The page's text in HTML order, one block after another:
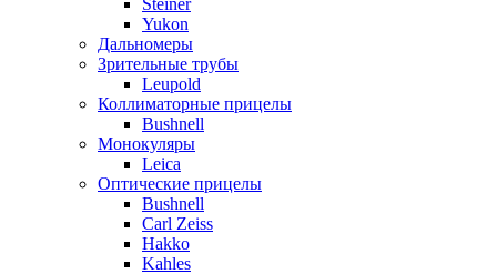
Steiner
Yukon
Дальномеры
Зрительные трубы
Leupold
Коллиматорные прицелы
Bushnell
Монокуляры
Leica
Оптические прицелы
Bushnell
Carl Zeiss
Hakko
Kahles